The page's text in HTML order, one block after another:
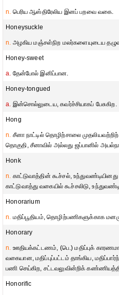
n. பெரிய ஆஸ்திரேலிய இனப் பறவை வகை.
Honeysuckle
n. அழகிய மஞ்சள்நிற மலர்களையுடைய
Honey-sweet
a. தேன்போல் இனிப்பான.
Honey-tongued
a. இன்சொல்லுடைய, கவர்ச்சியாகப் பேசுகிற.
Hong
n. சீனா நாட்டில் தொழிற்சாலை
தொகுதி, சீனாவில் அல்லது ஜப்பானில்
Honk
n. காட்டுவாத்தின் கூச்சல், உந்துவண்டியினது
காட்டுவாத்து வகையில் கூச்சலிடு,
Honorarium
n. மதிப்பூதியம், தொழிற்பணிகளுக்காக
Honorary
n. ஊதியக்கட்டணம், (பெ.) மதிப்புக் காரணமாக
வகையான, மதிப்புப்பட்டம் தாங்கிய,
பணி செய்கிற, சட்டவலுவின்றிக்
Honorific